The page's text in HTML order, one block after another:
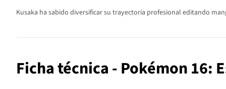
Kusaka ha sabido diversificar su trayectoria profesional editando
Ficha técnica - Pokémon 16: